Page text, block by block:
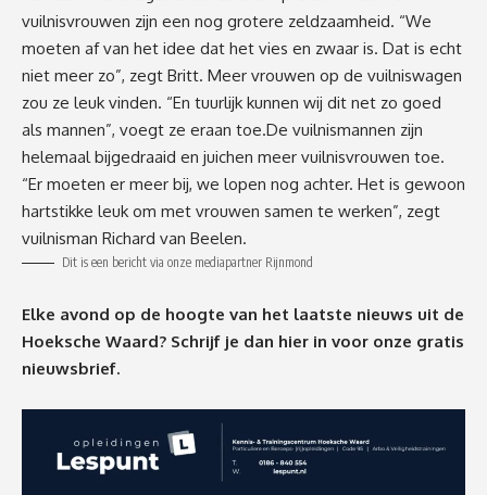
vuilnisvrouwen zijn een nog grotere zeldzaamheid. “We
moeten af van het idee dat het vies en zwaar is. Dat is echt
niet meer zo”, zegt Britt. Meer vrouwen op de vuilniswagen
zou ze leuk vinden. “En tuurlijk kunnen wij dit net zo goed
als mannen”, voegt ze eraan toe.De vuilnismannen zijn
helemaal bijgedraaid en juichen meer vuilnisvrouwen toe.
“Er moeten er meer bij, we lopen nog achter. Het is gewoon
hartstikke leuk om met vrouwen samen te werken”, zegt
vuilnisman Richard van Beelen.
Dit is een bericht via onze mediapartner Rijnmond
Elke avond op de hoogte van het laatste nieuws uit de
Hoeksche Waard? Schrijf je dan hier in voor onze gratis
nieuwsbrief.